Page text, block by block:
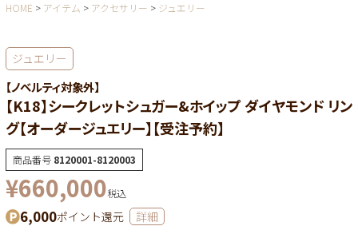
HOME アイテム アクセサリー ジュエリー
ジュエリー
【ノベルティ対象外】
【K18】シークレットシュガー&ホイップ ダイヤモンド リン
グ【オーダージュエリー】【受注予約】
商品番号 8120001-8120003
¥660,000税込
6,000ポイント還元 詳細